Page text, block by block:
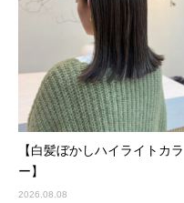
【白髪ぼかしハイライトカラ
ー】
2026.08.08